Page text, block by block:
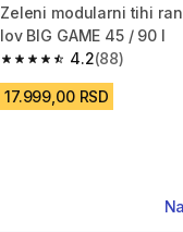
Zeleni modularni tihi
lov BIG GAME 45 / 90 l
4.2
4.2 od 5 zvezdica from
(88)
17.999,00 RSD